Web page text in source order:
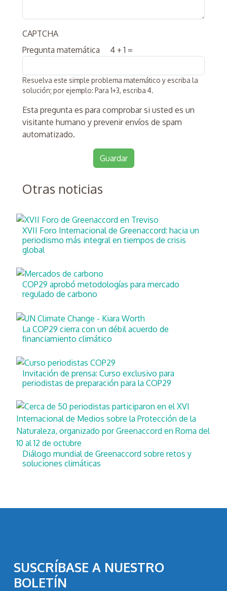
CAPTCHA
Pregunta matemática
4 + 1 =
Resuelva este simple problema matemático y escriba la
solución; por ejemplo: Para 1+3, escriba 4.
Esta pregunta es para comprobar si usted es un
visitante humano y prevenir envíos de spam
automatizado.
Otras noticias
XVII Foro Internacional de Greenaccord: hacia un
periodismo más integral en tiempos de crisis
global
COP29 aprobó metodologías para mercado
regulado de carbono
La COP29 cierra con un débil acuerdo de
financiamiento climático
Invitación de prensa: Curso exclusivo para
periodistas de preparación para la COP29
Diálogo mundial de Greenaccord sobre retos y
soluciones climáticas
SUSCRÍBASE A NUESTRO
BOLETÍN